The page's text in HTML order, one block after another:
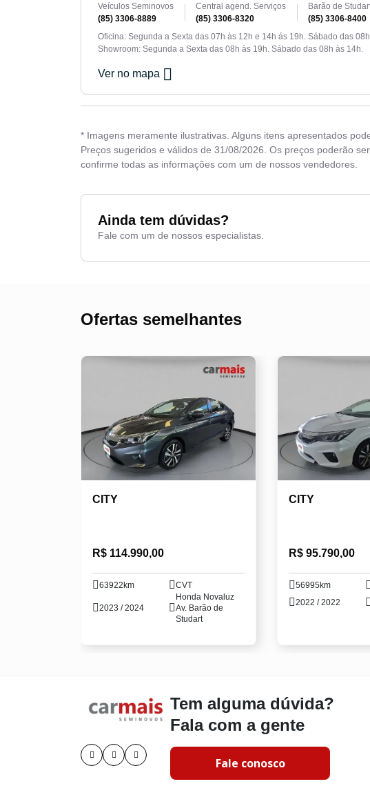
Veículos Seminovos
(85) 3306-8889
Central agend. Serviços
(85) 3306-8320
Barão de
(85) 3306-8400
Oficina: Segunda a Sexta das 07h às 12h e 14h ás 19h. Sábado das
Showroom: Segunda a Sexta das 08h às 19h. Sábado das 08h às 14h.
Ver no mapa
* Imagens meramente ilustrativas. Alguns itens apresentados
Preços sugeridos e válidos de 31/08/2026. Os preços poderão
confirme todas as informações com um de nossos vendedores.
Ainda tem dúvidas?
Fale com um de nossos especialistas.
Ofertas semelhantes
CITY
R$ 114.990,00
63922km CVT
2023 / 2024
Honda Novaluz
Av. Barão de
Studart
CITY
R$ 95.790,00
56995km
2022 / 2022
Tem alguma dúvida?
Fala com a gente
Fale conosco